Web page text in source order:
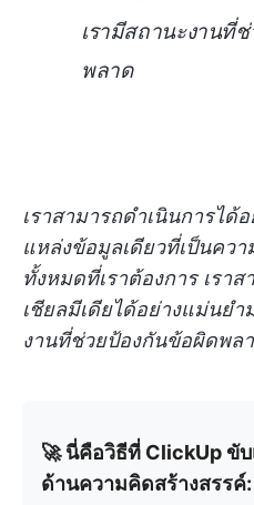
เรามีสถานะงานที่
พลาด
เราสามารถดำเนินการได้
แหล่งข้อมูลเดียวที่เป็นคว
ทั้งหมดที่เราต้องการ เรา
เชียลมีเดียได้อย่างแม่นยำ
งานที่ช่วยป้องกันข้อผิดพล
🚀 นี่คือวิธีที่ ClickUp ขั
ด้านความคิดสร้างสรรค์: